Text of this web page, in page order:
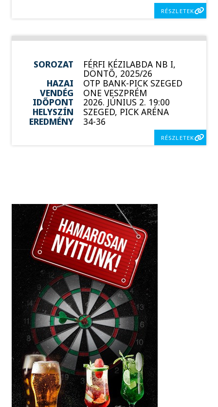
RÉSZLETEK
SOROZAT FÉRFI KÉZILABDA NB I,
DÖNTŐ, 2025/26
HAZAI
OTP BANK-PICK SZEGED
VENDÉG
ONE VESZPRÉM
IDŐPONT
2026. JÚNIUS 2. 19:00
HELYSZÍN
SZEGED, PICK ARÉNA
EREDMÉNY
34-36
RÉSZLETEK